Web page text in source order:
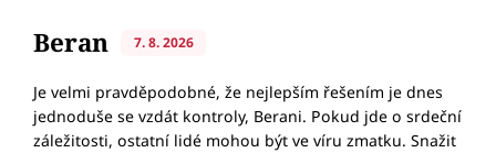
Beran 7. 8. 2026
Je velmi pravděpodobné, že nejlepším řešením je dnes
jednoduše se vzdát kontroly, Berani. Pokud jde o srdeční
záležitosti, ostatní lidé mohou být ve víru zmatku. Snažit